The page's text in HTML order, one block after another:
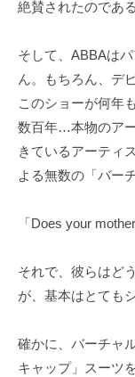
絶賛されたのである
そして、ABBAは
ん。もちろん、デ
このショーが何年
数百年…本物のア
きているアーティ
よる無数の「バー
「Does your
それで、彼らはど
が、基本はとても
確かに、バーチャ
キャップ」スーツ